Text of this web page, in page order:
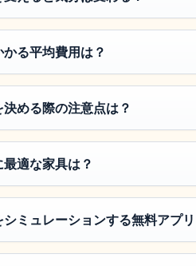
る平均費用は？
める際の注意点は？
適な家具は？
ミュレーションする無料アプ